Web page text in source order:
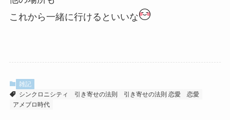
これから一緒に行けるといいな
雑記
シンクロニシティ
引き寄せの法則 引き寄せの法則 恋愛
恋愛
アメブロ時代